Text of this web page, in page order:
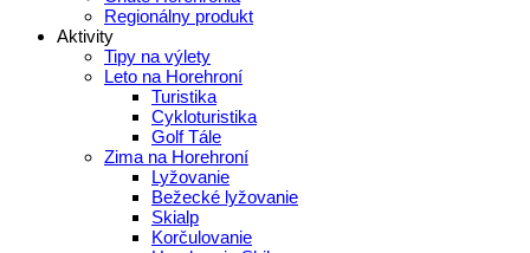
Regionálny produkt
Aktivity
Tipy na výlety
Leto na Horehroní
Turistika
Cykloturistika
Golf Tále
Zima na Horehroní
Lyžovanie
Bežecké lyžovanie
Skialp
Korčulovanie